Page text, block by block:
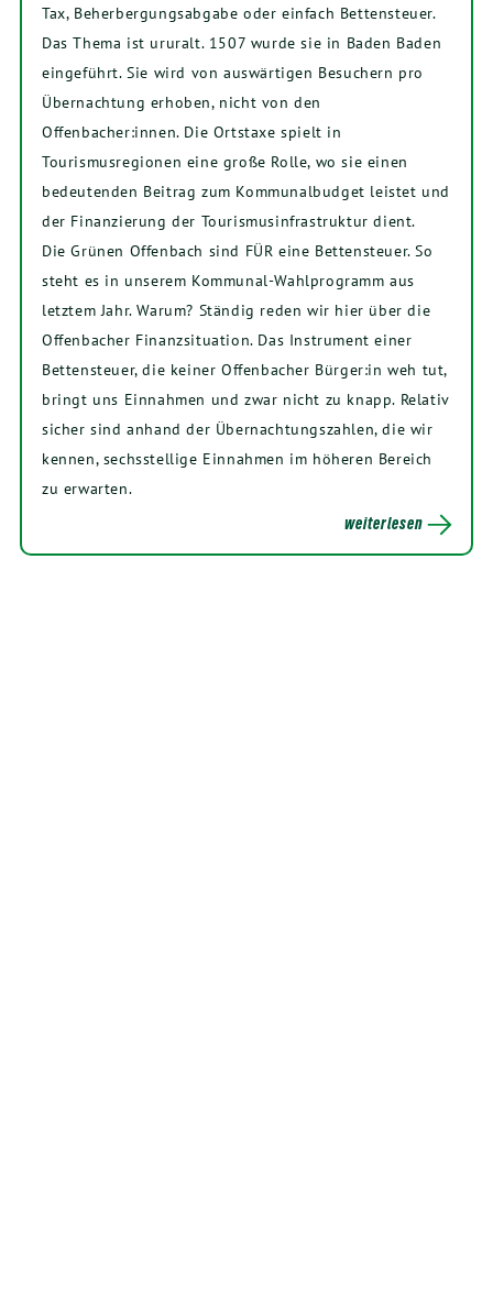
Tax, Beherbergungsabgabe oder einfach Bettensteuer.
Das Thema ist ururalt. 1507 wurde sie in Baden Baden
eingeführt. Sie wird von auswärtigen Besuchern pro
Übernachtung erhoben, nicht von den
Offenbacher:innen. Die Ortstaxe spielt in
Tourismusregionen eine große Rolle, wo sie einen
bedeutenden Beitrag zum Kommunalbudget leistet und
der Finanzierung der Tourismusinfrastruktur dient.
Die Grünen Offenbach sind FÜR eine Bettensteuer. So
steht es in unserem Kommunal-Wahlprogramm aus
letztem Jahr. Warum? Ständig reden wir hier über die
Offenbacher Finanzsituation. Das Instrument einer
Bettensteuer, die keiner Offenbacher Bürger:in weh tut,
bringt uns Einnahmen und zwar nicht zu knapp. Relativ
sicher sind anhand der Übernachtungszahlen, die wir
kennen, sechsstellige Einnahmen im höheren Bereich
zu erwarten.
weiterlesen